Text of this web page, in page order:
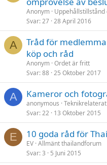
Anonym
Svar 27 28 April 2016
A
Tråd för
köp och råd
Anonym Ordet är fritt
Svar 88 25 Oktober 2017
A Kameror och
anonymous Teknikrelaterat
Svar 22 13 Oktober 2015
E 10 goda råd för
EV Allmänt thailandforum
Svar 3 5 Juni 2015